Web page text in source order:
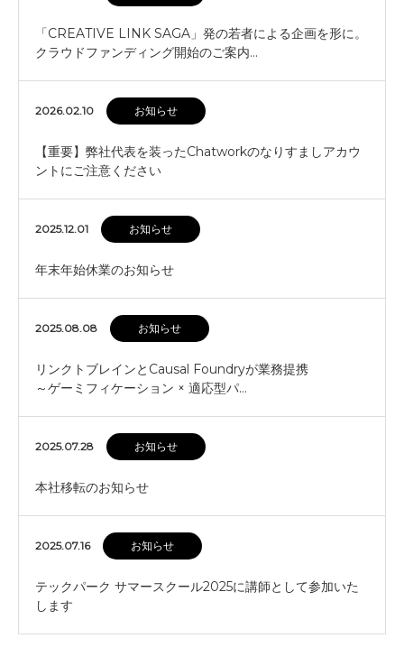
「CREATIVE LINK SAGA」発の若者による企画を形に。
クラウドファンディング開始のご案内…
2026.02.10 お知らせ
【重要】弊社代表を装ったChatworkのなりすましアカウ
ントにご注意ください
2025.12.01 お知らせ
年末年始休業のお知らせ
2025.08.08 お知らせ
リンクトブレインとCausal Foundryが業務提携
～ゲーミフィケーション × 適応型パ…
2025.07.28 お知らせ
本社移転のお知らせ
2025.07.16 お知らせ
テックパーク サマースクール2025に講師として参加いた
します